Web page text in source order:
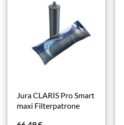
Jura CLARIS Pro Smart
maxi Filterpatrone